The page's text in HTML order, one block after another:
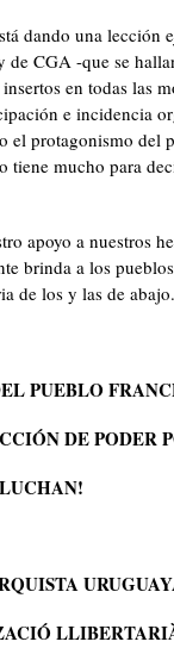
dando una lección
CGA -que se
en todas las
e incidencia
el protagonismo del
tiene mucho para
apoyo a nuestros
brinda a los
de los y las de abajo.
PUEBLO
DE PODER